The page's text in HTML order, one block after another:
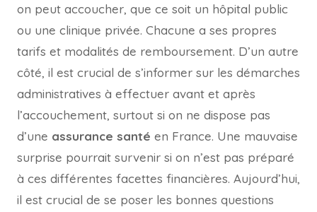
on peut accoucher, que ce soit un hôpital public
ou une clinique privée. Chacune a ses propres
tarifs et modalités de remboursement. D’un autre
côté, il est crucial de s’informer sur les démarches
administratives à effectuer avant et après
l’accouchement, surtout si on ne dispose pas
d’une assurance santé en France. Une mauvaise
surprise pourrait survenir si on n’est pas préparé
à ces différentes facettes financières. Aujourd’hui,
il est crucial de se poser les bonnes questions